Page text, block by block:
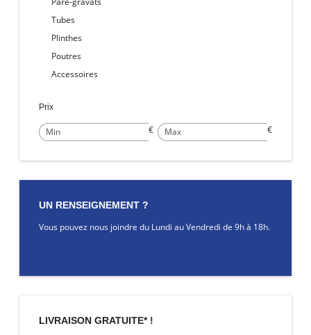
Tubes
Plinthes
Poutres
Accessoires
Prix
€ €
UN RENSEIGNEMENT ?
Vous pouvez nous joindre du Lundi au Vendredi de 9h à 18h.
LIVRAISON GRATUITE* !